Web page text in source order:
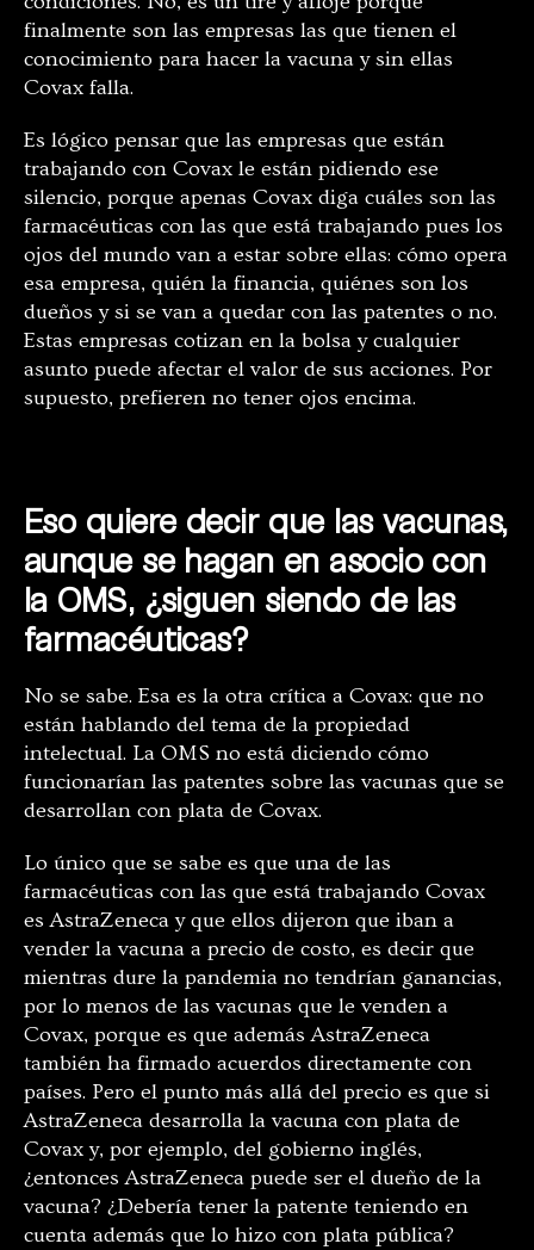
finalmente son las empresas las que tienen el
conocimiento para hacer la vacuna y sin ellas
Covax falla.
Es lógico pensar que las empresas que están
trabajando con Covax le están pidiendo ese
silencio, porque apenas Covax diga cuáles son las
farmacéuticas con las que está trabajando pues los
ojos del mundo van a estar sobre ellas: cómo opera
esa empresa, quién la financia, quiénes son los
dueños y si se van a quedar con las patentes o no.
Estas empresas cotizan en la bolsa y cualquier
asunto puede afectar el valor de sus acciones. Por
supuesto, prefieren no tener ojos encima.
Eso quiere decir que las vacunas,
aunque se hagan en asocio con
la OMS, ¿siguen siendo de las
farmacéuticas?
No se sabe. Esa es la otra crítica a Covax: que no
están hablando del tema de la propiedad
intelectual. La OMS no está diciendo cómo
funcionarían las patentes sobre las vacunas que se
desarrollan con plata de Covax.
Lo único que se sabe es que una de las
farmacéuticas con las que está trabajando Covax
es AstraZeneca y que ellos dijeron que iban a
vender la vacuna a precio de costo, es decir que
mientras dure la pandemia no tendrían ganancias,
por lo menos de las vacunas que le venden a
Covax, porque es que además AstraZeneca
también ha firmado acuerdos directamente con
países. Pero el punto más allá del precio es que si
AstraZeneca desarrolla la vacuna con plata de
Covax y, por ejemplo, del gobierno inglés,
¿entonces AstraZeneca puede ser el dueño de la
vacuna? ¿Debería tener la patente teniendo en
cuenta además que lo hizo con plata pública?